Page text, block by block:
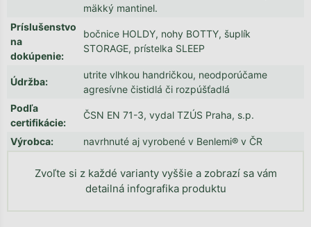
mäkký mantinel.
Príslušenstvo
na
dokúpenie:
bočnice HOLDY, nohy BOTTY, šuplík
STORAGE, prístelka SLEEP
Údržba:
utrite vlhkou handričkou, neodporúčame
agresívne čistidlá či rozpúšťadlá
Podľa
certifikácie:
ČSN EN 71-3, vydal TZÚS Praha, s.p.
Výrobca: navrhnuté aj vyrobené v Benlemi® v ČR
Zvoľte si z každé varianty vyššie a zobrazí sa vám
detailná infografika produktu